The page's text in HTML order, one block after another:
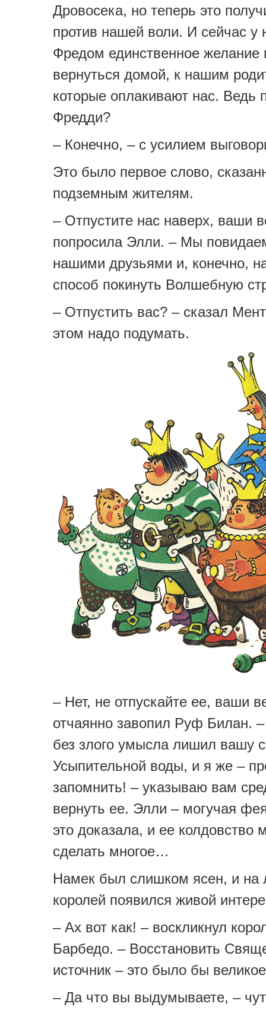
Дровосека, но теперь это
против нашей воли. И сейчас у
Фредом единственное желание
вернуться домой, к нашим
которые оплакивают нас. Ведь
Фредди?
– Конечно, – с усилием
Это было первое слово,
подземным жителям.
– Отпустите нас наверх, ваши
попросила Элли. – Мы
нашими друзьями и, конечно,
способ покинуть Волшебную
– Отпустить вас? – сказал
этом надо подумать.
– Нет, не отпускайте ее, ваши
отчаянно завопил Руф Билан.
без злого умысла лишил вашу
Усыпительной воды, и я же –
запомнить! – указываю вам
вернуть ее. Элли – могучая
это доказала, и ее колдовство
сделать многое…
Намек был слишком ясен, и на
королей появился живой
– Ах вот как! – воскликнул
Барбедо. – Восстановить
источник – это было бы
– Да что вы выдумываете, –